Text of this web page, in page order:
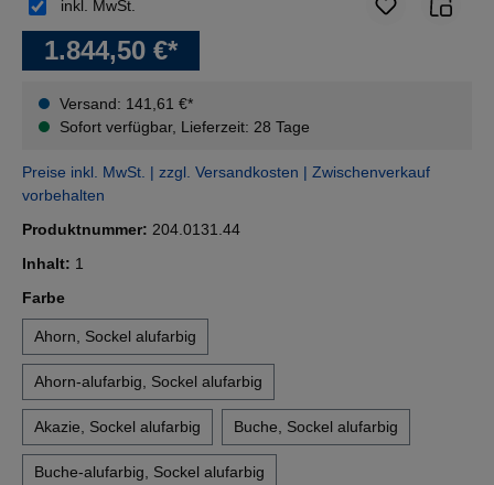
1.844,50 €*
Versand: 141,61 €*
Sofort verfügbar, Lieferzeit: 28 Tage
inkl. MwSt.
Preise inkl. MwSt. | zzgl. Versandkosten | Zwischenverkauf
vorbehalten
Produktnummer: 204.0131.44
Inhalt: 1
Farbeauswählen
Ahorn, Sockel alufarbig
Ahorn-alufarbig, Sockel alufarbig
Akazie, Sockel alufarbig Buche, Sockel alufarbig
Buche-alufarbig, Sockel alufarbig